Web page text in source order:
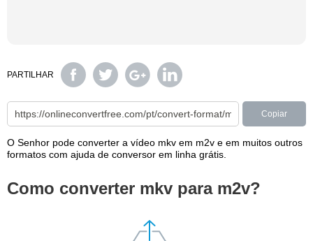
PARTILHAR
Copiar
O Senhor pode converter a vídeo mkv em m2v e em muitos outros
formatos com ajuda de conversor em linha grátis.
Como converter mkv para m2v?